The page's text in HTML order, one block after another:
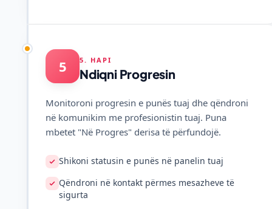
5 5. HAPI
Ndiqni Progresin
Monitoroni progresin e punës tuaj dhe qëndroni
në komunikim me profesionistin tuaj. Puna
mbetet "Në Progres" derisa të përfundojë.
Shikoni statusin e punës në panelin tuaj
Qëndroni në kontakt përmes mesazheve të
sigurta